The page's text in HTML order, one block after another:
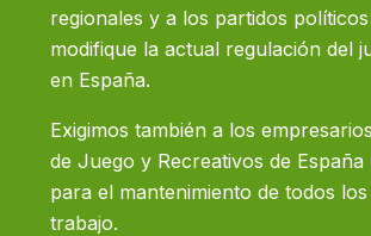
regionales y a los partidos
modifique la actual regulación del
en España.
Exigimos también a los
de Juego y Recreativos de
para el mantenimiento de todos
trabajo.